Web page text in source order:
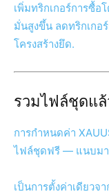
เพิ่มทริกเกอร์การซื้อ
มั่นสูงขึ้น ลดทริกเกอ
โครงสร้างยึด.
รวมไฟล์ชุดแล้
การกำหนดค่า
ไฟล์ชุดฟรี — แนบมา
เป็นการตั้งค่าเดียวจ